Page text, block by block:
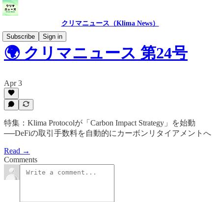
クリマニュース（Klima News）
Subscribe
Sign in
🌍 クリマニュース 第24号
Apr 3
特集：Klima Protocolが「Carbon Impact Strategy」を始動
──DeFiの取引手数料を自動的にカーボンリタイアメントへ
Read →
Comments